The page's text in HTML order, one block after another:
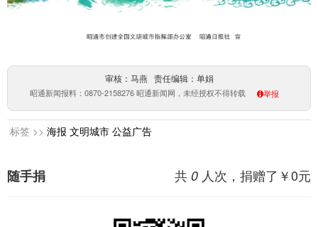
审核：马燕 责任编辑：单娟
昭通新闻报料：0870-2158276 昭通新闻网，未经授权不得转载 举报
标签 >> 海报 文明城市 公益广告
共 0 人次，捐赠了￥0元
随手捐